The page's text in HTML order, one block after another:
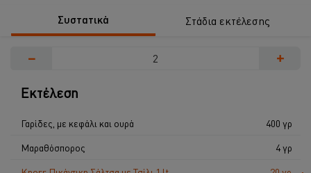
Συστατικά Στάδια εκτέλεσης
− +
Εκτέλεση
Γαρίδες, με κεφάλι και ουρά
400 γρ
Μαραθόσπορος
4 γρ